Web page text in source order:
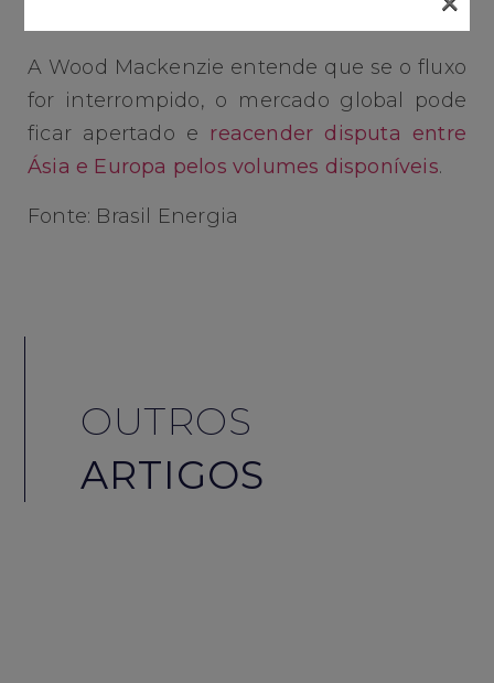
A Wood Mackenzie entende que se o fluxo
for interrompido, o mercado global pode
ficar apertado e reacender disputa entre
Ásia e Europa pelos volumes disponíveis.
Fonte: Brasil Energia
OUTROS
ARTIGOS